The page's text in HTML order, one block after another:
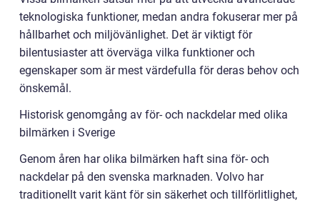
teknologiska funktioner, medan andra fokuserar mer på
hållbarhet och miljövänlighet. Det är viktigt för
bilentusiaster att överväga vilka funktioner och
egenskaper som är mest värdefulla för deras behov och
önskemål.
Historisk genomgång av för- och nackdelar med olika
bilmärken i Sverige
Genom åren har olika bilmärken haft sina för- och
nackdelar på den svenska marknaden. Volvo har
traditionellt varit känt för sin säkerhet och tillförlitlighet,